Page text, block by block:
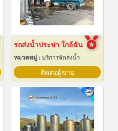
รถส่งน้ำประปา ใกล้ฉัน
หมวดหมู่ : บริการจัดส่งน้ำ
ติดต่อผู้ขาย